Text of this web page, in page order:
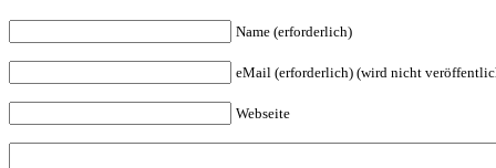
Name (erforderlich)
eMail (erforderlich) (wird nicht
Webseite